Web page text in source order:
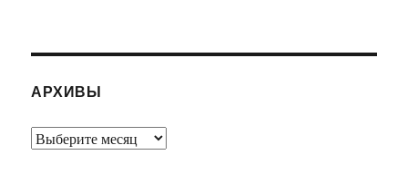
АРХИВЫ
Архивы